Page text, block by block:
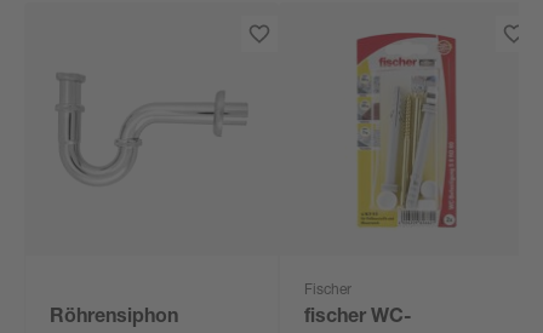
Röhrensiphon
Fischer
fischer WC-